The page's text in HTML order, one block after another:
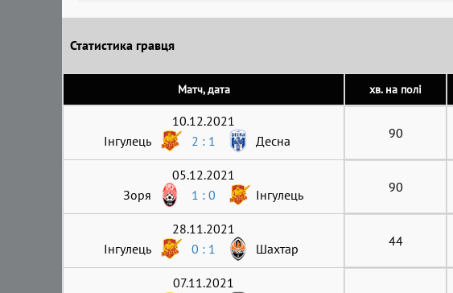
Статистика гравця
Матч, дата хв. на полі
10.12.2021
Інгулець
2 : 1 Десна 90
05.12.2021
Зоря
1 : 0 Інгулець 90
28.11.2021
Інгулець
0 : 1 Шахтар 44
07.11.2021